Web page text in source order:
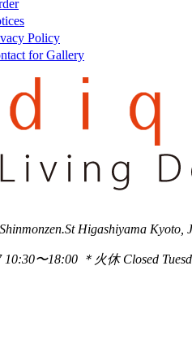
Policy
for Gallery
Shinmonzen.St Higashiyama Kyoto,
10:30〜18:00 ＊火休 Closed